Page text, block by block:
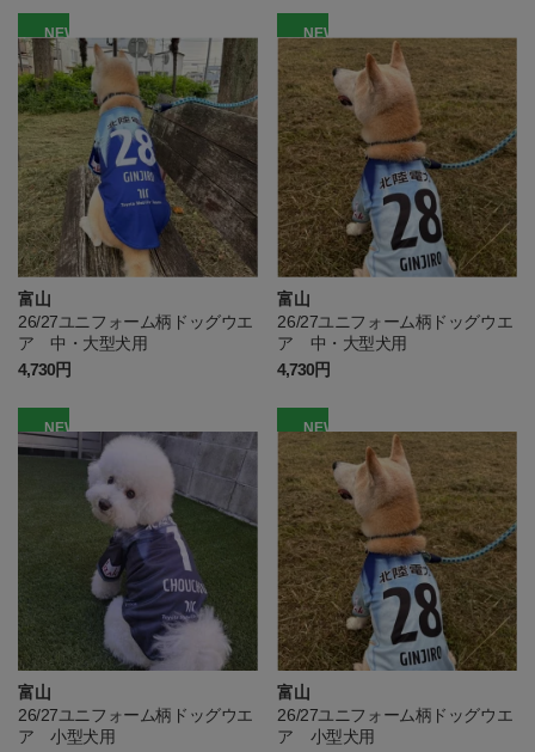
NEW
富山
26/27ユニフォーム柄ドッグウエ
ア 中・大型犬用
4,730円
NEW
富山
26/27ユニフォーム柄ドッグウエ
ア 中・大型犬用
4,730円
NEW
富山
26/27ユニフォーム柄ドッグウエ
ア 小型犬用
NEW
富山
26/27ユニフォーム柄ドッグウエ
ア 小型犬用